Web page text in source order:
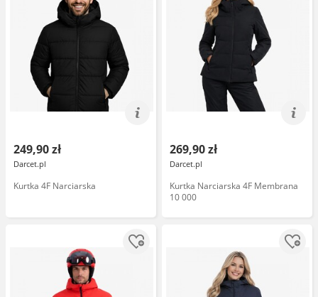
249,90 zł
Darcet.pl
Kurtka 4F Narciarska
269,90 zł
Darcet.pl
Kurtka Narciarska 4F Membrana
10 000